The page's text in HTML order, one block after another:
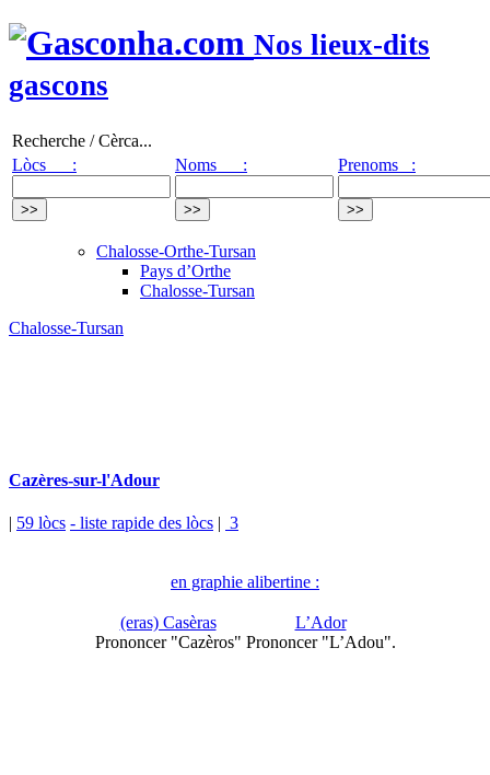
Nos lieux-dits
gascons
Recherche / Cèrca...
Lòcs :
Noms : Prenoms :
Chalosse-Orthe-Tursan
Pays d’Orthe
Chalosse-Tursan
Chalosse-Tursan
Cazères-sur-l'Adour
| 59 lòcs - liste rapide des lòcs | 3
en graphie alibertine :
(eras) Casèras
Prononcer "Cazèros"
L’Ador
Prononcer "L’Adou".